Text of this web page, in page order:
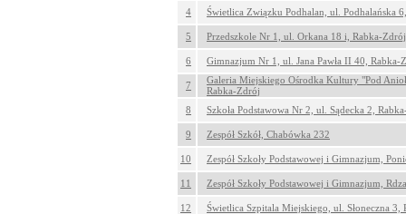
4 Świetlica Związku Podhalan, ul. Podhalańska
5 Przedszkole Nr 1, ul. Orkana 18 i, Rabka-Zdrój
6 Gimnazjum Nr 1, ul. Jana Pawła II 40, Rabka-
7
Galeria Miejskiego Ośrodka Kultury "Pod
Rabka-Zdrój
8
Szkoła Podstawowa Nr 2, ul. Sądecka 2,
9 Zespół Szkół, Chabówka 232
10 Zespół Szkoły Podstawowej i Gimnazjum,
11 Zespół Szkoły Podstawowej i Gimnazjum,
12 Świetlica Szpitala Miejskiego, ul. Słoneczna 3,